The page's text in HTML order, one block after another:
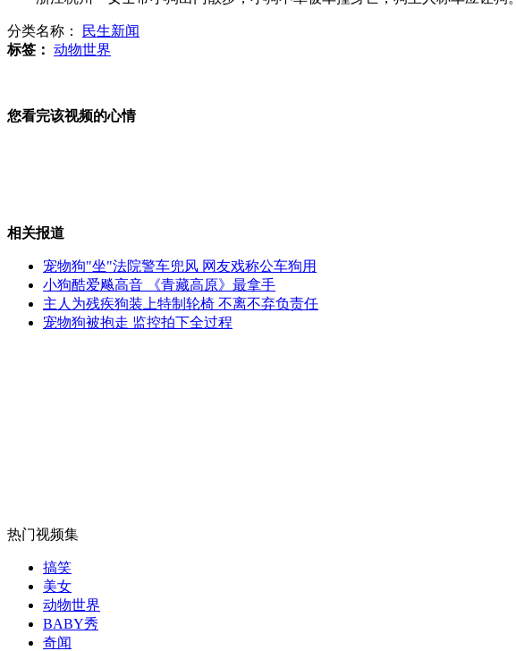
捡包者索要5千元 失主被110"放鸽子"
醉汉打人 高呼舅舅是"公安局长"
大学本科生戴学士帽卖煎饼
女孩北京地铁殴打老人 痛下狠手拳打脚踢
无痛分娩是否安全 医生回应
分类名称：
民生新闻
标签： 动物世界
您看完该视频的心情
相关报道
宠物狗"坐"法院警车兜风 网友戏称公车狗用
小狗酷爱飚高音 《青藏高原》最拿手
主人为残疾狗装上特制轮椅 不离不弃负责任
宠物狗被抱走 监控拍下全过程
热门视频集
搞笑
美女
动物世界
BABY秀
奇闻